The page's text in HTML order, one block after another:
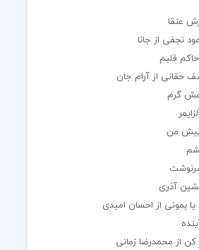
عنقا
نجفی از جانا
قلبم
حقانی از آرام جان
گرم
من
آذری
بمونی از احسان امیدی
کن از محمدرضا زمانی